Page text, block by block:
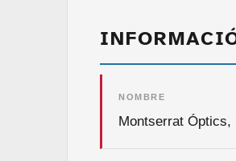
NOMBRE
Montserrat Óptics,